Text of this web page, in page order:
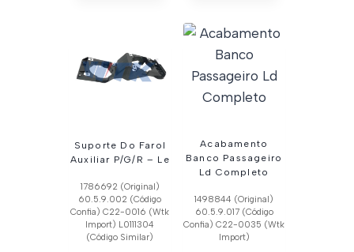
Suporte Do Farol
Auxiliar P/G/R – Le
1786692 (Original)
60.5.9.002 (Código
Confia) C22-0016 (Wtk
Import) L0111304
(Código Similar)
Acabamento
Banco Passageiro
Ld Completo
1498844 (Original)
60.5.9.017 (Código
Confia) C22-0035 (Wtk
Import)